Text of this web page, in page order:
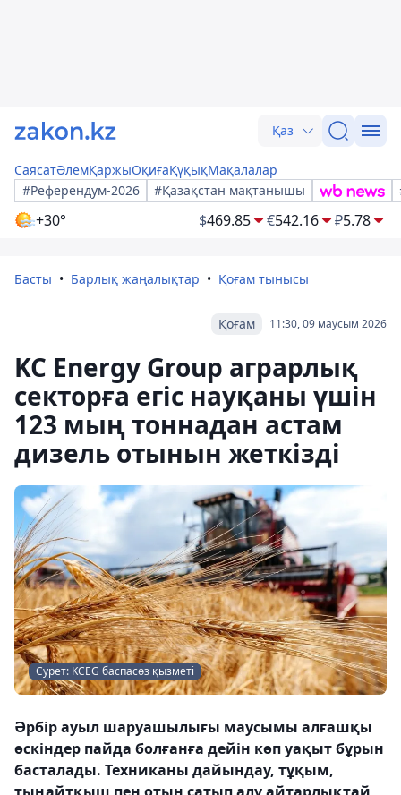
Қаз
СаясатӘлемҚаржыОқиғаҚұқықМақалалар
#Референдум-2026
#Қазақстан мақтанышы
+30° $469.85 €542.16 ₽5.78
Басты Барлық жаңалықтар Қоғам тынысы
11:30, 09 маусым 2026
Қоғам
KC Energy Group аграрлық
секторға егіс науқаны үшін
123 мың тоннадан астам
дизель отынын жеткізді
Сурет: KCEG баспасөз қызметі
Әрбір ауыл шаруашылығы маусымы алғашқы
өскіндер пайда болғанға дейін көп уақыт бұрын
басталады. Техниканы дайындау, тұқым,